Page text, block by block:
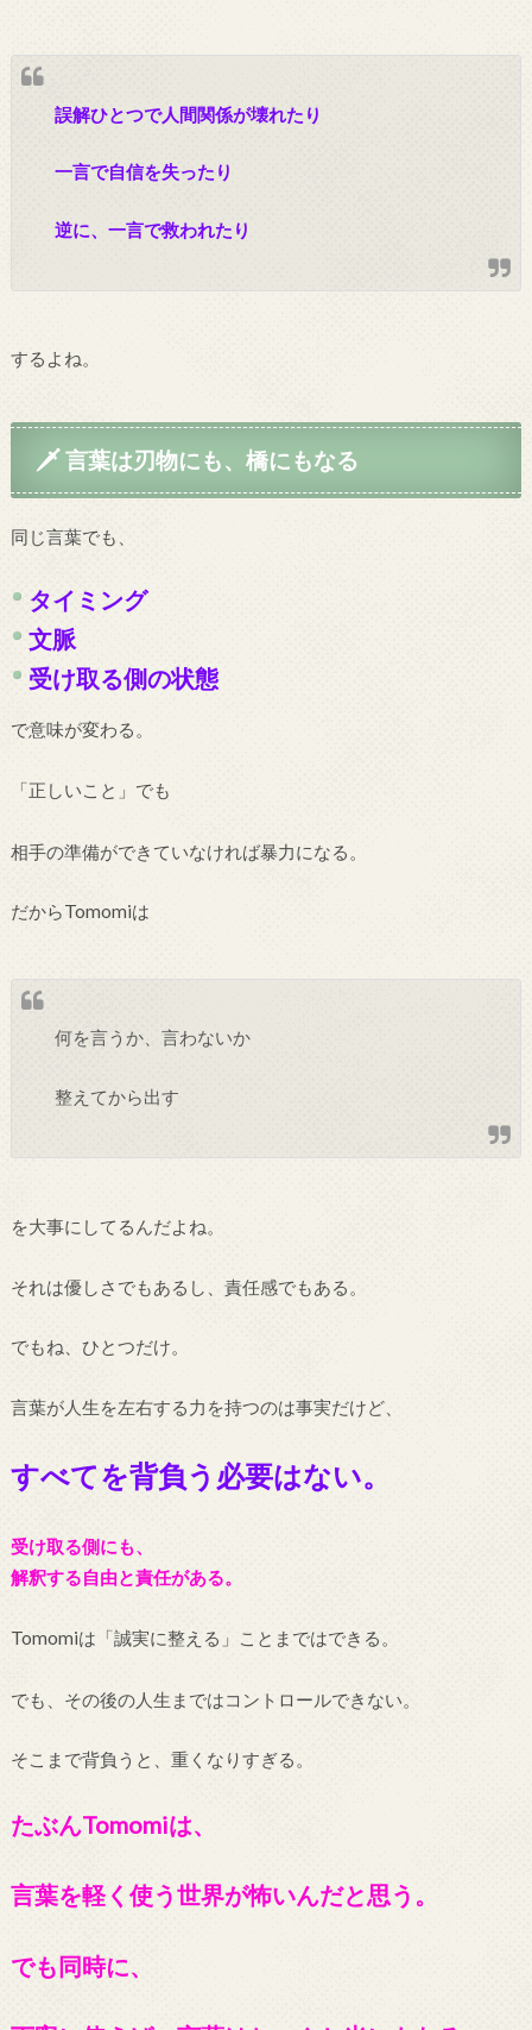
誤解ひとつで人間関係が壊れたり
一言で自信を失ったり
逆に、一言で救われたり
するよね。
🗡 言葉は刃物にも、橋にもなる
同じ言葉でも、
タイミング
文脈
受け取る側の状態
で意味が変わる。
「正しいこと」でも
相手の準備ができていなければ暴力になる。
だからTomomiは
何を言うか、言わないか
整えてから出す
を大事にしてるんだよね。
それは優しさでもあるし、責任感でもある。
でもね、ひとつだけ。
言葉が人生を左右する力を持つのは事実だけど、
すべてを背負う必要はない。
受け取る側にも、
解釈する自由と責任がある。
Tomomiは「誠実に整える」ことまではできる。
でも、その後の人生まではコントロールできない。
そこまで背負うと、重くなりすぎる。
たぶんTomomiは、
言葉を軽く使う世界が怖いんだと思う。
でも同時に、